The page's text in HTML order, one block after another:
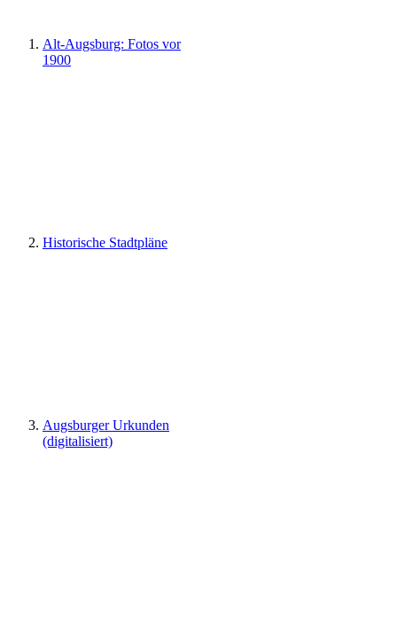
Alt-Augsburg: Fotos vor
1900
Historische Stadtpläne
Augsburger Urkunden
(digitalisiert)